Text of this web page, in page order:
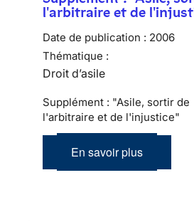
l'arbitraire et de
Date de publication : 2006
Thématique :
Droit d’asile
Supplément : "Asile, sortir de
l'arbitraire et de l'injustice"
En savoir plus